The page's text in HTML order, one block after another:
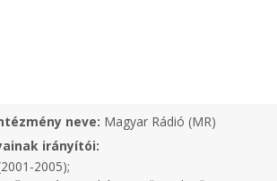
neve: Magyar Rádió (MR)
irányítói:
2005);